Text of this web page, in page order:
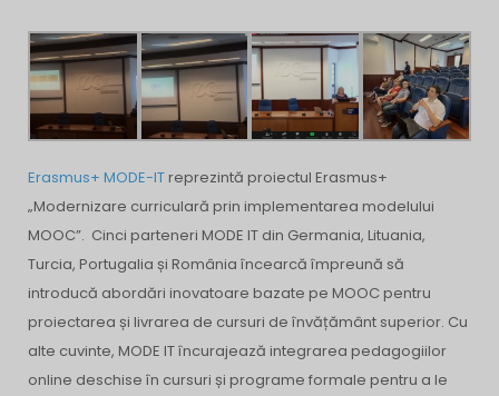
Erasmus+ MODE-IT reprezintă proiectul Erasmus+
„Modernizare curriculară prin implementarea modelului
MOOC”. Cinci parteneri MODE IT din Germania, Lituania,
Turcia, Portugalia și România încearcă împreună să
introducă abordări inovatoare bazate pe MOOC pentru
proiectarea și livrarea de cursuri de învățământ superior. Cu
alte cuvinte, MODE IT încurajează integrarea pedagogiilor
online deschise în cursuri și programe formale pentru a le